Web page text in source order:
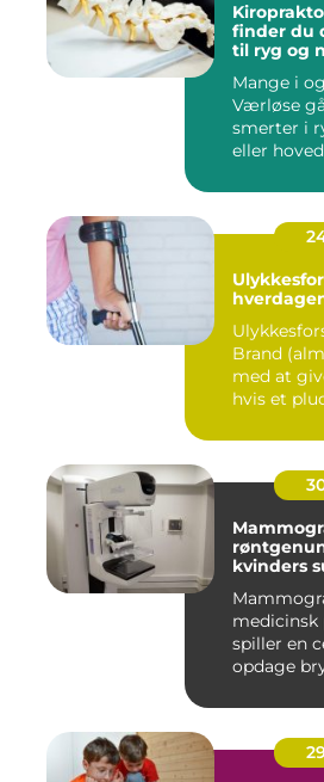
Kiropraktor
finder du
til ryg og
Mange i
Værløse
smerter i
eller
Brand
med at
hvis et
kvinders
medicinsk
spiller en
opdage